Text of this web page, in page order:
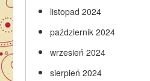
listopad 2024
październik 2024
wrzesień 2024
sierpień 2024